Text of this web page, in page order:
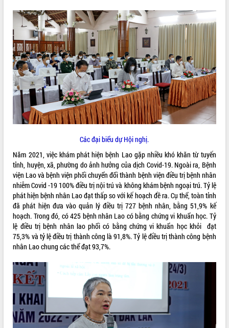
HỆ THỐNG VĂN BẢN
VĂN BẢN HĐND TỈNH
ĐIỂM TIN VĂN BẢN
QUY HOẠCH - KẾ HOẠCH
VIDEO
Các đại biểu dự Hội nghị.
Năm 2021, việc khám phát hiện bệnh Lao gặp nhiều khó khăn từ tuyến
tỉnh, huyện, xã, phường do ảnh hưởng của dịch Covid-19. Ngoài ra, Bệnh
viện Lao và bệnh viện phổi chuyển đổi thành bệnh viện điều trị bệnh nhân
nhiễm Covid -19 100% điều trị nội trú và không khám bệnh ngoại trú. Tỷ lệ
phát hiện bệnh nhân Lao đạt thấp so với kế hoạch đề ra. Cụ thể, toàn tỉnh
đã phát hiện đưa vào quản lý điều trị 727 bệnh nhân, bằng 51,9% kế
hoạch. Trong đó, có 425 bệnh nhân Lao có bằng chứng vi khuẩn học. Tỷ
lệ điều trị bệnh nhân lao phổi có bằng chứng vi khuẩn học khỏi đạt
75,3% và tỷ lệ điều trị thành công là 91,8%. Tỷ lệ điều trị thành công bệnh
nhân Lao chung các thể đạt 93,7%.